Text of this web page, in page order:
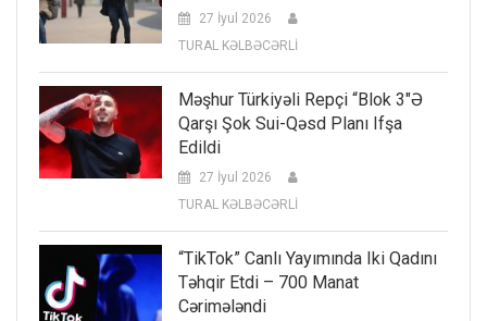
27 İyul 2026
TURAL KƏLBƏCƏRLİ
Məşhur Türkiyəli Repçi “Blok 3″ə
Qarşı Şok Sui-Qəsd Planı Ifşa
Edildi
27 İyul 2026
TURAL KƏLBƏCƏRLİ
“TikTok” Canlı Yayımında Iki Qadını
Təhqir Etdi – 700 Manat
Cərimələndi